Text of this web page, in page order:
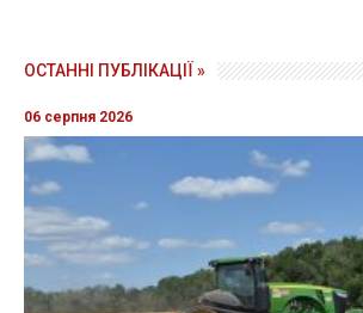
ОСТАННІ ПУБЛІКАЦІЇ »
06 серпня 2026